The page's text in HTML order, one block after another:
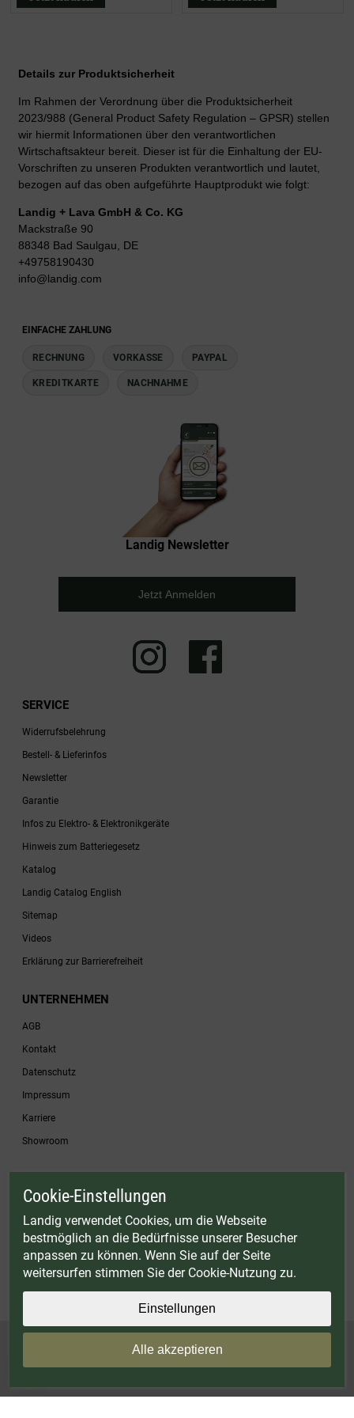
Details zur Produktsicherheit
Im Rahmen der Verordnung über die Produktsicherheit
2023/988 (General Product Safety Regulation – GPSR) stellen
wir hiermit Informationen über den verantwortlichen
Wirtschaftsakteur bereit. Dieser ist für die Einhaltung der EU-
Vorschriften zu unseren Produkten verantwortlich und lautet,
bezogen auf das oben aufgeführte Hauptprodukt wie folgt:
Landig + Lava GmbH & Co. KG
Mackstraße 90
88348 Bad Saulgau, DE
+49758190430
info@landig.com
EINFACHE ZAHLUNG
RECHNUNG VORKASSE PAYPAL
KREDITKARTE NACHNAHME
Landig Newsletter
Jetzt Anmelden
SERVICE
Widerrufsbelehrung
Bestell- & Lieferinfos
Newsletter
Garantie
Infos zu Elektro- & Elektronikgeräte
Hinweis zum Batteriegesetz
Katalog
Landig Catalog English
Sitemap
Videos
Erklärung zur Barrierefreiheit
UNTERNEHMEN
AGB
Kontakt
Datenschutz
Impressum
Karriere
Showroom
* Gültig bis einschließlich 17.08.2026. Keine Barauszahlung möglich. Nicht mit
Zubehörartikel. Nicht einlösbar auf bereits rabattierte Sets.
© Landig 1982-2026 (44 Jahre Qualität)
Alle Preise inkl. gesetzl. Mehrwertsteuer, zuzüglich Versandkosten
Weitere Marken oder Shops der Landig + Lava GmbH & Co. KG: LAVA - Vakuumiergeräte
DRY AGER - Reifeschränke|VIESSMANN - Kühlzellen
Cookie-Einstellungen
Landig verwendet Cookies, um die Webseite
bestmöglich an die Bedürfnisse unserer Besucher
anpassen zu können. Wenn Sie auf der Seite
weitersurfen stimmen Sie der Cookie-Nutzung zu.
Einstellungen
Alle akzeptieren